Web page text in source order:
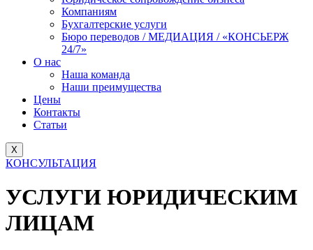
Компаниям
Бухгалтерские услуги
Бюро переводов / МЕДИАЦИЯ / «КОНСЬЕРЖ
24/7»
О нас
Наша команда
Наши преимущества
Цены
Контакты
Статьи
X
КОНСУЛЬТАЦИЯ
УСЛУГИ ЮРИДИЧЕСКИМ
ЛИЦАМ